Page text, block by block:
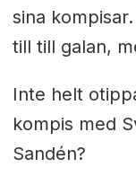
sina
till till galan,
Inte helt
kompis med
Sandén?